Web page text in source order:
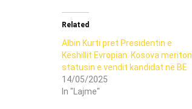
Related
Albin Kurti pret Presidentin e
Këshillit Evropian: Kosova meriton
statusin e vendit kandidat në BE
14/05/2025
In "Lajme"